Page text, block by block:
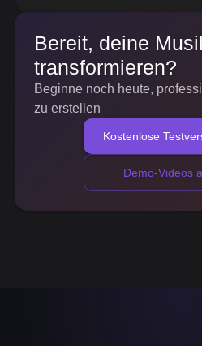
Bereit, deine
transformieren?
Beginne noch heute,
zu erstellen
Kostenlose
Demo-Videos